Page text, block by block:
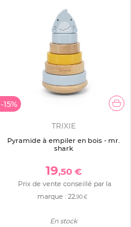
-15%
TRIXIE
Pyramide à empiler en bois - mr.
shark
19,50 €
Prix de vente conseillé par la
marque : 22,90 €
En stock